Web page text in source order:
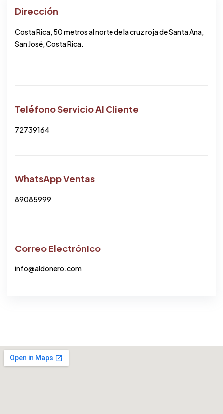
Dirección
Costa Rica, 50 metros al norte de la cruz roja de Santa Ana,
San José, Costa Rica.
Teléfono Servicio Al Cliente
72739164
WhatsApp Ventas
89085999
Correo Electrónico
info@aldonero.com